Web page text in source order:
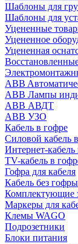
Шаблоны для
Шаблоны для
Уцененные
Уцененное
Уцененная
ABB
ABB Лампы
ABB АВДТ
ABB УЗО
Кабель в гофре
Силовой кабель
Интернет-кабель
TV-кабель в
Гофра для кабеля
Кабель без гофры
Комплектующие
Маркеры для
Клемы WAGO
Подрозетники
Блоки питания